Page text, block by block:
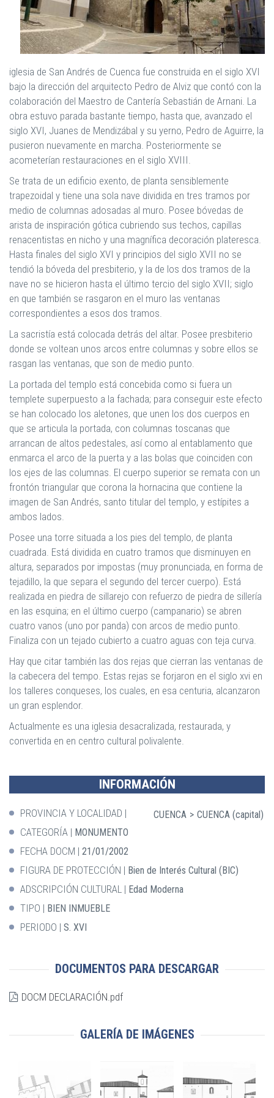
iglesia de San Andrés de Cuenca fue construida en el siglo XVI
bajo la dirección del arquitecto Pedro de Alviz que contó con la
colaboración del Maestro de Cantería Sebastián de Arnani. La
obra estuvo parada bastante tiempo, hasta que, avanzado el
siglo XVI, Juanes de Mendizábal y su yerno, Pedro de Aguirre, la
pusieron nuevamente en marcha. Posteriormente se
acometerían restauraciones en el siglo XVIII.
Se trata de un edificio exento, de planta sensiblemente
trapezoidal y tiene una sola nave dividida en tres tramos por
medio de columnas adosadas al muro. Posee bóvedas de
arista de inspiración gótica cubriendo sus techos, capillas
renacentistas en nicho y una magnífica decoración plateresca.
Hasta finales del siglo XVI y principios del siglo XVII no se
tendió la bóveda del presbiterio, y la de los dos tramos de la
nave no se hicieron hasta el último tercio del siglo XVII; siglo
en que también se rasgaron en el muro las ventanas
correspondientes a esos dos tramos.
La sacristía está colocada detrás del altar. Posee presbiterio
donde se voltean unos arcos entre columnas y sobre ellos se
rasgan las ventanas, que son de medio punto.
La portada del templo está concebida como si fuera un
templete superpuesto a la fachada; para conseguir este efecto
se han colocado los aletones, que unen los dos cuerpos en
que se articula la portada, con columnas toscanas que
arrancan de altos pedestales, así como al entablamento que
enmarca el arco de la puerta y a las bolas que coinciden con
los ejes de las columnas. El cuerpo superior se remata con un
frontón triangular que corona la hornacina que contiene la
imagen de San Andrés, santo titular del templo, y estípites a
ambos lados.
Posee una torre situada a los pies del templo, de planta
cuadrada. Está dividida en cuatro tramos que disminuyen en
altura, separados por impostas (muy pronunciada, en forma de
tejadillo, la que separa el segundo del tercer cuerpo). Está
realizada en piedra de sillarejo con refuerzo de piedra de sillería
en las esquina; en el último cuerpo (campanario) se abren
cuatro vanos (uno por panda) con arcos de medio punto.
Finaliza con un tejado cubierto a cuatro aguas con teja curva.
Hay que citar también las dos rejas que cierran las ventanas de
la cabecera del tempo. Estas rejas se forjaron en el siglo xvi en
los talleres conqueses, los cuales, en esa centuria, alcanzaron
un gran esplendor.
Actualmente es una iglesia desacralizada, restaurada, y
convertida en en centro cultural polivalente.
INFORMACIÓN
PROVINCIA Y LOCALIDAD CUENCA CUENCA (capital)
CATEGORÍA MONUMENTO
FECHA DOCM 21/01/2002
FIGURA DE PROTECCIÓN Bien de Interés Cultural (BIC)
ADSCRIPCIÓN CULTURAL Edad Moderna
TIPO BIEN INMUEBLE
PERIODO S. XVI
DOCUMENTOS PARA DESCARGAR
DOCM DECLARACIÓN.pdf
GALERÍA DE IMÁGENES